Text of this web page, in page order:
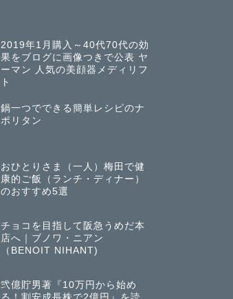
2019年1月購入～40代70代の効
果をブログに画像つきで公表 ヤ
ーマン 人気の美顔器メディリフ
ト
鍋一つでできる簡単レシピのナ
ポリタン
おひとりさま（一人）梅田で健
康的ご飯（ランチ・ディナー）
のおすすめ5選
チョコを目指して阪急うめだ本
店へ｜ブノワ・ニアン
（BENOIT NIHANT)
弐億貯男著『10万円から始め